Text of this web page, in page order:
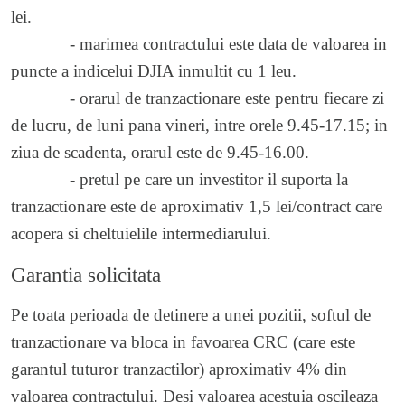
lei.
- marimea contractului este data de valoarea in
puncte a indicelui DJIA inmultit cu 1 leu.
- orarul de tranzactionare este pentru fiecare zi
de lucru, de luni pana vineri, intre orele 9.45-17.15; in
ziua de scadenta, orarul este de 9.45-16.00.
- pretul pe care un investitor il suporta la
tranzactionare este de aproximativ 1,5 lei/contract care
acopera si cheltuielile intermediarului.
Garantia solicitata
Pe toata perioada de detinere a unei pozitii, softul de
tranzactionare va bloca in favoarea CRC (care este
garantul tuturor tranzactilor) aproximativ 4% din
valoarea contractului. Desi valoarea acestuia oscileaza